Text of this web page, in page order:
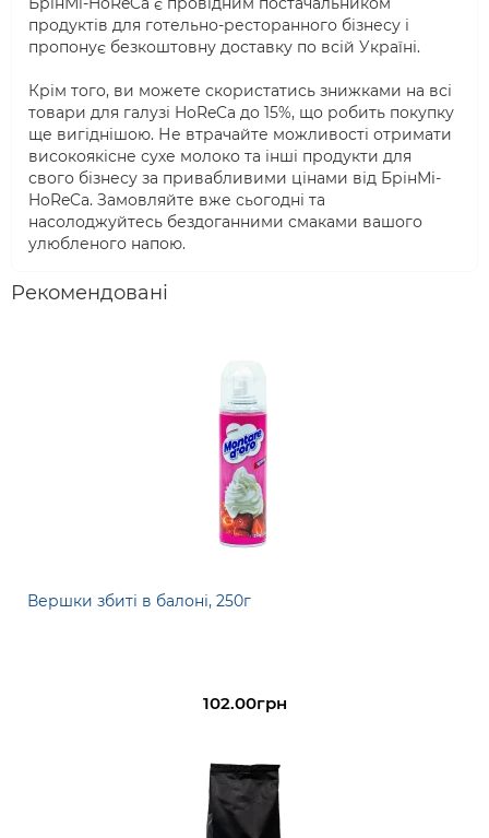
продуктів для готельно-ресторанного бізнесу і
пропонує безкоштовну доставку по всій Україні.
Крім того, ви можете скористатись знижками на всі
товари для галузі HoReCa до 15%, що робить покупку
ще вигіднішою. Не втрачайте можливості отримати
високоякісне сухе молоко та інші продукти для
свого бізнесу за привабливими цінами від БрінМі-
HoReCa. Замовляйте вже сьогодні та
насолоджуйтесь бездоганними смаками вашого
улюбленого напою.
Рекомендовані
Вершки збиті в балоні, 250г
102.00грн